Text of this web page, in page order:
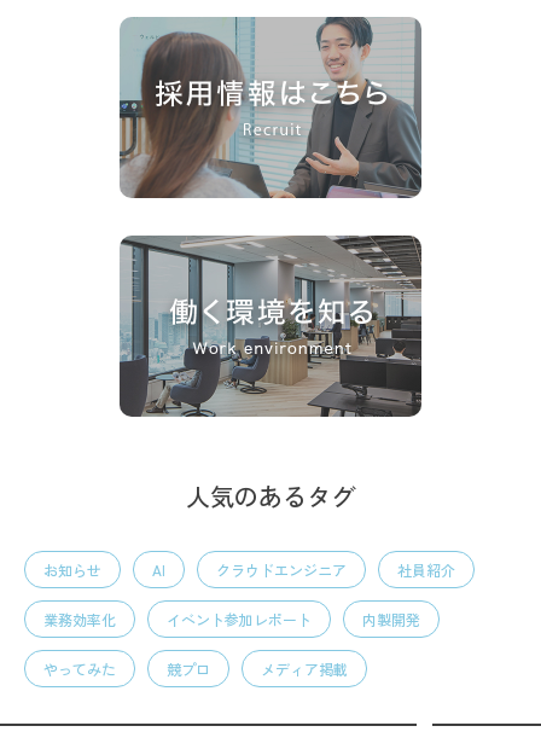
人気のあるタグ
お知らせ AI クラウドエンジニア 社員紹介
業務効率化 イベント参加レポート 内製開発
やってみた 競プロ メディア掲載